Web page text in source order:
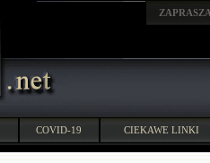
COVID-19 CIEKAWE LINKI